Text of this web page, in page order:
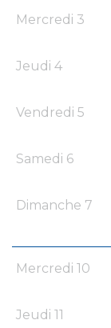
Mercredi 3
Jeudi 4
Vendredi 5
Samedi 6
Dimanche 7
Mercredi 10
Jeudi 11